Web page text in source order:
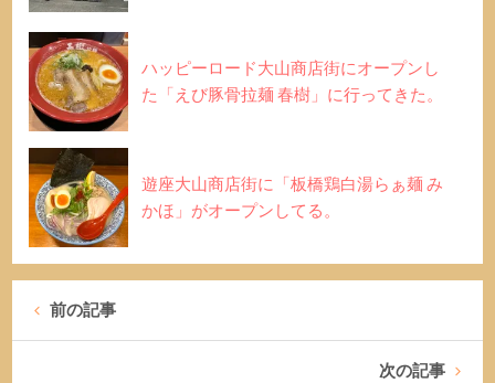
ハッピーロード大山商店街にオープンし
た「えび豚骨拉麺 春樹」に行ってきた。
遊座大山商店街に「板橋鶏白湯らぁ麺 み
かほ」がオープンしてる。
前の記事
次の記事